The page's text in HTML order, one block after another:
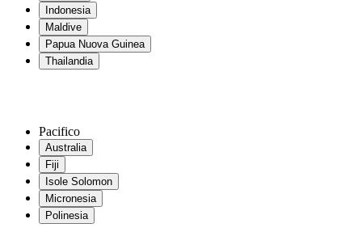
Indonesia
Maldive
Papua Nuova Guinea
Thailandia
Pacifico
Australia
Fiji
Isole Solomon
Micronesia
Polinesia